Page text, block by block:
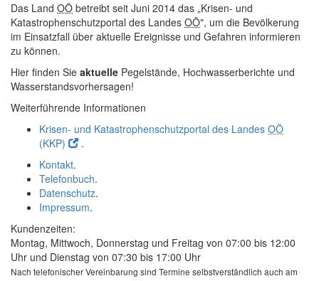
Das Land OÖ betreibt seit Juni 2014 das „Krisen- und
Katastrophenschutzportal des Landes OÖ", um die Bevölkerung
im Einsatzfall über aktuelle Ereignisse und Gefahren informieren
zu können.
Hier finden Sie aktuelle Pegelstände, Hochwasserberichte und
Wasserstandsvorhersagen!
Weiterführende Informationen
Krisen- und Katastrophenschutzportal des Landes OÖ
(KKP)
.
Kontakt.
Telefonbuch.
Datenschutz.
Impressum.
Kundenzeiten:
Montag, Mittwoch, Donnerstag und Freitag von 07:00 bis 12:00
Uhr und Dienstag von 07:30 bis 17:00 Uhr
Nach telefonischer Vereinbarung sind Termine selbstverständlich auch am